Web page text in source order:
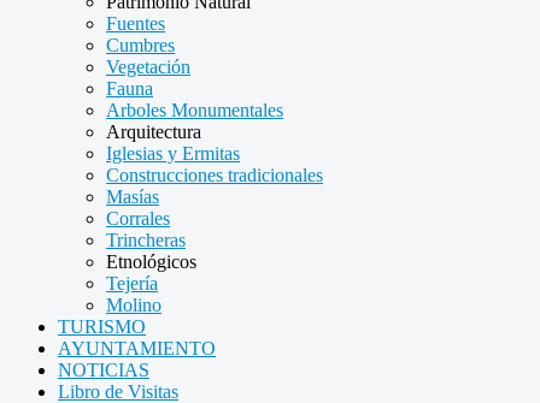
Fuentes
Cumbres
Vegetación
Fauna
Arboles Monumentales
Arquitectura
Iglesias y Ermitas
Construcciones tradicionales
Masías
Corrales
Trincheras
Etnológicos
Tejería
Molino
TURISMO
AYUNTAMIENTO
NOTICIAS
Libro de Visitas